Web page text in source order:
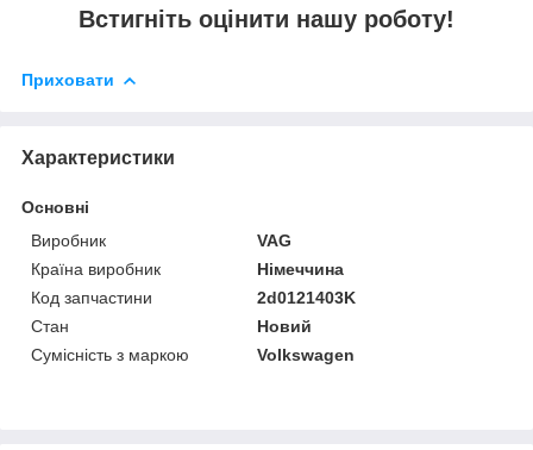
Встигніть оцінити нашу роботу!
Приховати
Характеристики
Основні
Виробник
VAG
Країна виробник
Німеччина
Код запчастини
2d0121403K
Стан
Новий
Сумісність з маркою
Volkswagen